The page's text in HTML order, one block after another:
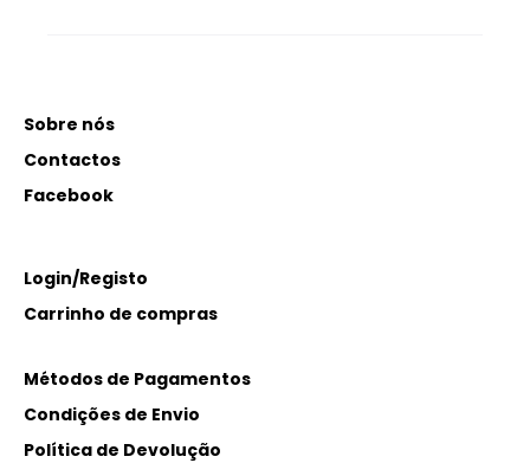
Sobre nós
Contactos
Facebook
Login/Registo
Carrinho de compras
Métodos de Pagamentos
Condições de Envio
Política de Devolução